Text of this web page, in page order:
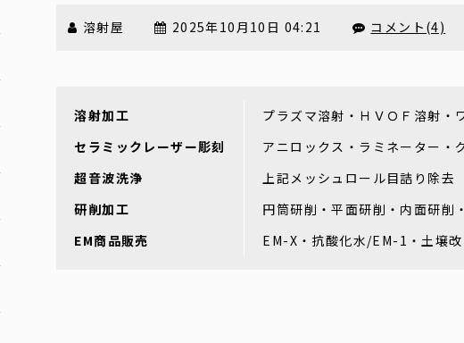
溶射屋 2025年10月10日 04:21 コメント(4)
溶射加工
プラズマ溶射・ＨＶＯＦ溶射・
セラミックレーザー彫刻
アニロックス・ラミネーター・
超音波洗浄
上記メッシュロール目詰り除去
研削加工
円筒研削・平面研削・内面研削
EM商品販売
EM-X・抗酸化水/EM-1・土壌